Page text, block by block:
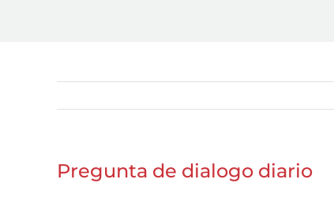
Pregunta de dialogo diario